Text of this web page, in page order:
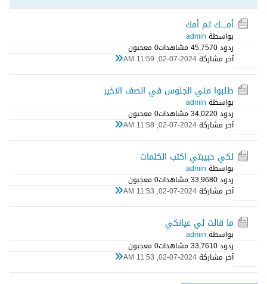
أمـــــك ثم أمك
بواسطة admin
ردود 0 45,757 مشاهدات
0 معجبون
آخر مشاركة02-07-2024, 11:59 AM
طلبوا مني الجلوس في الصف الاخير
بواسطة admin
ردود 0 34,022 مشاهدات
0 معجبون
آخر مشاركة02-07-2024, 11:58 AM
لكي حبيبتي اكتب الكلمات
بواسطة admin
ردود 0 33,968 مشاهدات
0 معجبون
آخر مشاركة02-07-2024, 11:53 AM
ما قالت لي عيانكي
بواسطة admin
ردود 0 33,761 مشاهدات
0 معجبون
آخر مشاركة02-07-2024, 11:53 AM